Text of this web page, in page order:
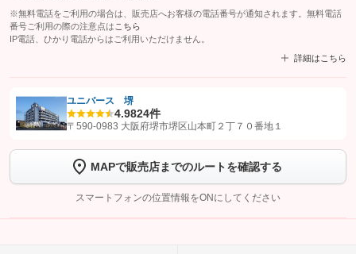
※無料電話をご利用の場合は、販売店へお客様の電話番号が通知されます。無料電話
番号ご利用の際の注意点は こちら
IP電話、ひかり電話からはご利用いただけません。
詳細はこちら
【STEP1】認証画面でグーネットを友だち追加してから「許可する」ボタンを押
トーク画面で
ボタンをタップして問い合わせを
完了してください。
こちら
ユニバース 堺
4.9824件
〒590-0983 大阪府堺市堺区山本町２丁７０番地１
MAPで販売店までのルートを確認する
スマートフォンの位置情報をONにしてください